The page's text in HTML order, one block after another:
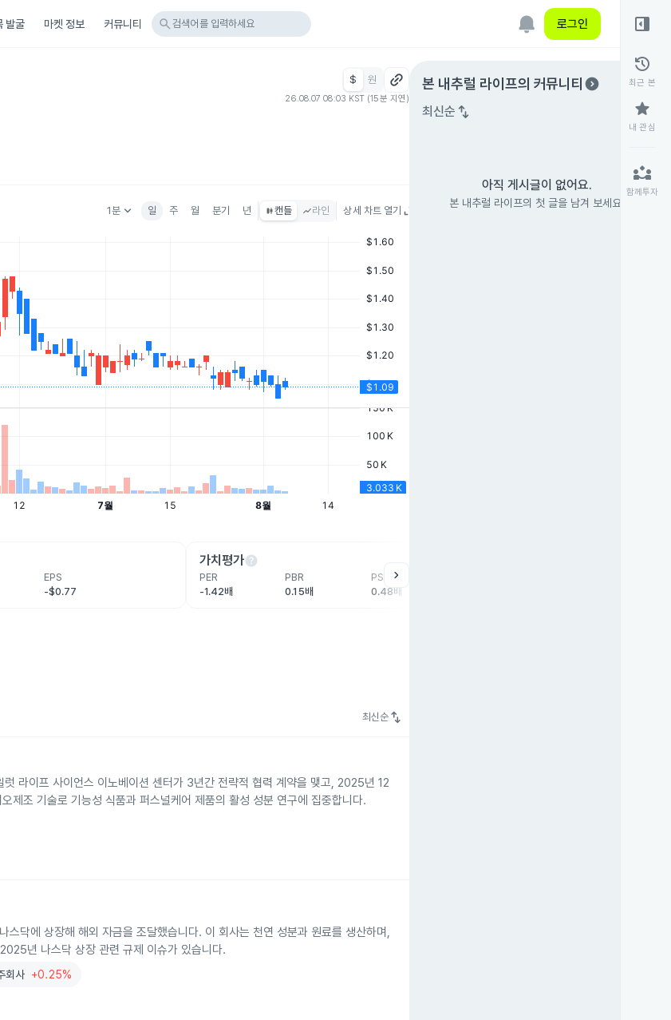
발굴 마켓 정보 커뮤니티 search 검색어를 입력하세요 로그인
$ 원
26.08.07 08:03 KST (15분 지연)
1분keyboard_arrow_down 일 주 월 분기 년 캔들 라인 상세 차트 열기
EPS
-$0.77
가치평가help
PER
-1.42배
PBR
0.15배
PSR
0.48배
chevron_right
최신순 swap_vert
라이프 사이언스 이노베이션 센터가 3년간 전략적 협력 계약을 맺고, 2025년 12
제조 기술로 기능성 식품과 퍼스널케어 제품의 활성 성분 연구에 집중합니다.
에 상장해 해외 자금을 조달했습니다. 이 회사는 천연 성분과 원료를 생산하며,
년 나스닥 상장 관련 규제 이슈가 있습니다.
회사 +0.25%
본 내추럴 라이프의 커뮤니티 expand_circle_right
최신순 swap_vert
아직 게시글이 없어요.
본 내추럴 라이프의 첫 글을 남겨 보세요.
right_panel_open
history
최근 본
star
내 관심
partner_exchange
함께투자